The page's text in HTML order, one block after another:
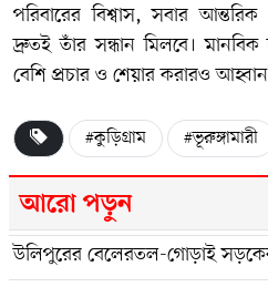
পরিবারের বিশ্বাস, সবার
দ্রুতই তাঁর সন্ধান মিলবে। মানবিক
বেশি প্রচার ও শেয়ার করারও
#কুড়িগ্রাম #ভূরুঙ্গামারী
আরো পড়ুন
উলিপুরের বেলেরতল-গোড়াই